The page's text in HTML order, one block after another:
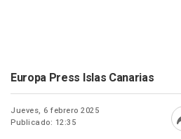
Europa Press Islas Canarias
Jueves, 6 febrero 2025
Publicado: 12:35